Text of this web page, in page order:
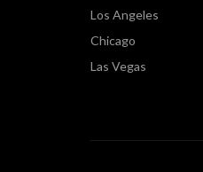
Los Angeles
Chicago
Las Vegas